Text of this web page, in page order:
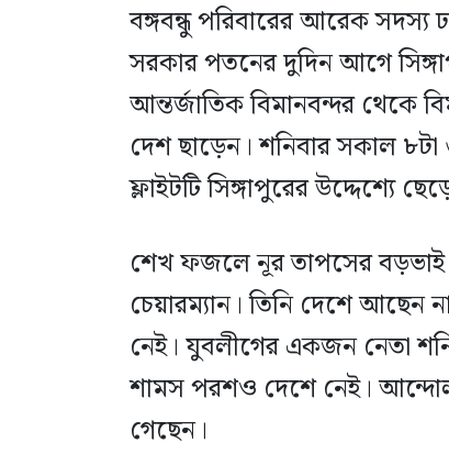
বঙ্গবন্ধু পরিবারের আরেক
সরকার পতনের দুদিন আগে
আন্তর্জাতিক বিমানবন্দর থেকে
দেশ ছাড়েন। শনিবার সকাল ৮টা
ফ্লাইটটি সিঙ্গাপুরের উদ্দেশ্যে
শেখ ফজলে নূর তাপসের
চেয়ারম্যান। তিনি দেশে আছেন
নেই। যুবলীগের একজন নেতা
শামস পরশও দেশে নেই।
গেছেন।